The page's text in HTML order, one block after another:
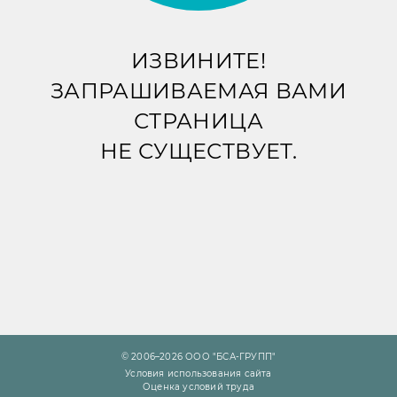
ИЗВИНИТЕ!
ЗАПРАШИВАЕМАЯ ВАМИ
СТРАНИЦА
НЕ СУЩЕСТВУЕТ.
© 2006–2026 ООО "БСА-ГРУПП"
Условия использования сайта
Оценка условий труда